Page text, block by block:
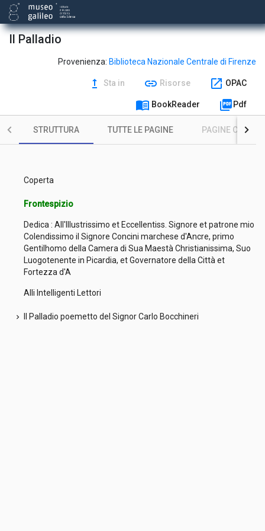
Il Palladio
Provenienza: Biblioteca Nazionale Centrale di Firenze
upgrade Sta in link Risorse open_in_new OPAC
menu_book BookReader picture_as_pdf Pdf
STRUTTURA TUTTE LE PAGINE PAGINE CON
Coperta
Frontespizio
Dedica : All'Illustrissimo et Eccellentiss. Signore et patrone mio
Colendissimo il Signore Concini marchese d'Ancre, primo
Gentilhomo della Camera di Sua Maestà Christianissima, Suo
Luogotenente in Picardia, et Governatore della Città et
Fortezza d'A
Alli Intelligenti Lettori
chevron_right Il Palladio poemetto del Signor Carlo Bocchineri